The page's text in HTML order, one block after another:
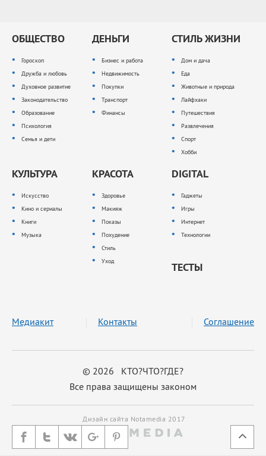
ОБЩЕСТВО
Гороскоп
Дружба и любовь
Духовное развитие
Законодательство
Образование
Психология
Семья и дети
ДЕНЬГИ
Бизнес и работа
Недвижимость
Покупки
Транспорт
Финансы
СТИЛЬ ЖИЗНИ
Дом и дача
Еда
Животные и природа
Лайфхаки
Путешествия
Развлечения
Спорт
Хобби
КУЛЬТУРА
Искусство
Кино и сериалы
Книги
Музыка
КРАСОТА
Здоровье
Макияж
Показы
Похудение
Стиль
Уход
DIGITAL
Гаджеты
Игры
Интернет
Технологии
ТЕСТЫ
© 2026 КТО?ЧТО?ГДЕ?
Все права защищены законом
Медиакит Контакты Соглашение
Дизайн сайта Notamedia 2017